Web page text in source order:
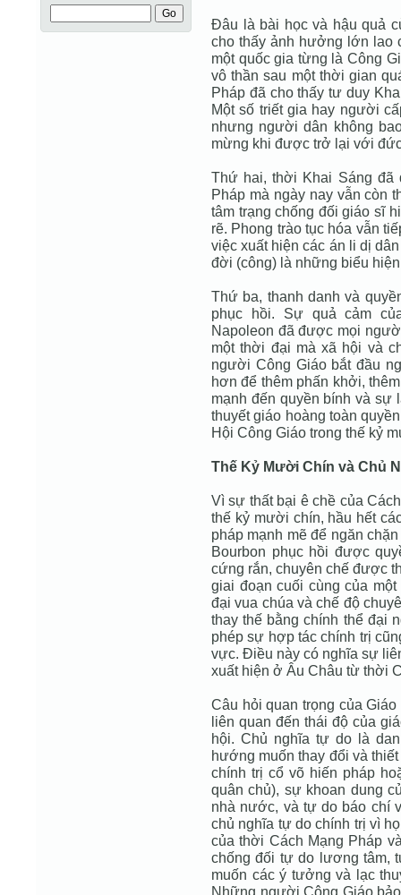
Ðâu là bài học và hậu quả
cho thấy ảnh hưởng lớn lao
một quốc gia từng là Công
vô thần sau một thời gian
Pháp đã cho thấy tư duy
Một số triết gia hay người
nhưng người dân không
mừng khi được trở lại với
Thứ hai, thời Khai Sáng đã
Pháp mà ngày nay vẫn còn
tâm trạng chống đối giáo sĩ
rẽ. Phong trào tục hóa vẫn
việc xuất hiện các án li dị
đời (công) là những biểu
Thứ ba, thanh danh và
phục hồi. Sự quả cảm
Napoleon đã được mọi
một thời đại mà xã hội và
người Công Giáo bắt đầu
hơn để thêm phấn khởi,
mạnh đến quyền bính và
thuyết giáo hoàng toàn
Hội Công Giáo trong thế kỷ
Thế Kỷ Mười Chín và Chủ
Vì sự thất bại ê chề của
thế kỷ mười chín, hầu hết
pháp mạnh mẽ để ngăn
Bourbon phục hồi được
cứng rắn, chuyên chế được
giai đoạn cuối cùng của
đại vua chúa và chế độ
thay thế bằng chính thể đại
phép sự hợp tác chính trị
vực. Ðiều này có nghĩa sự
xuất hiện ở Âu Châu từ thời
Câu hỏi quan trọng của
liên quan đến thái độ của
hội. Chủ nghĩa tự do là
hướng muốn thay đổi và
chính trị cổ võ hiến pháp
quân chủ), sự khoan dung
nhà nước, và tự do báo chí
chủ nghĩa tự do chính trị vì
của thời Cách Mạng Pháp
chống đối tự do lương tâm,
muốn các ý tưởng và lạc
Những người Công Giáo